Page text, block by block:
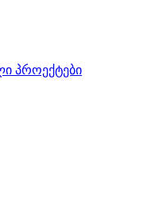
პროექტები